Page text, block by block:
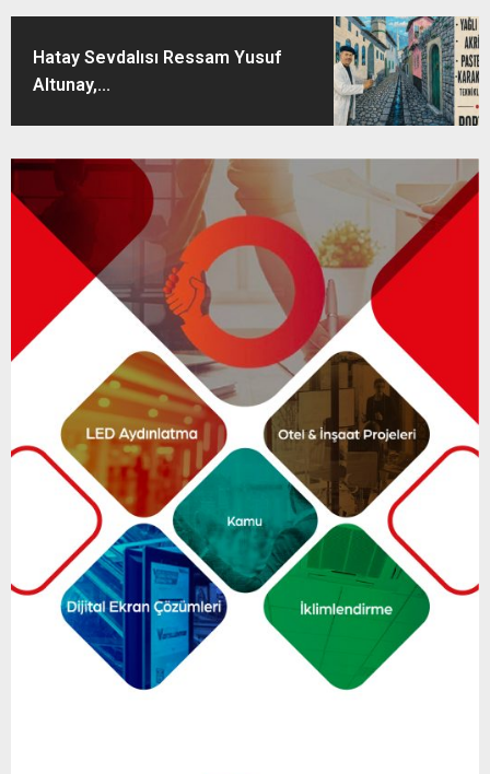
Hatay Sevdalısı Ressam Yusuf
Altunay,...